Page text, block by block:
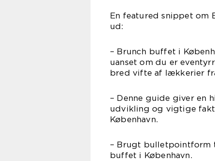
En featured snippet om
ud:
– Brunch buffet i
uanset om du er
bred vifte af lækkerier
– Denne guide giver en
udvikling og vigtige
København.
– Brugt bulletpointform
buffet i København.